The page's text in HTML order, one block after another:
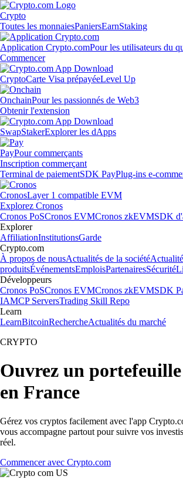
Crypto
Toutes les monnaiesPaniersEarnStaking
Application Crypto.comPour les utilisateurs du
Commencer
CryptoCarte Visa prépayéeLevel Up
OnchainPour les passionnés de Web3
Obtenir l'extension
SwapStakerExplorer les dApps
PayPour commerçants
Inscription commerçant
Terminal de paiementSDK PayPlug-ins e-
CronosLayer 1 compatible EVM
Explorez Cronos
Cronos PoSCronos EVMCronos zkEVMSDK
Explorer
AffiliationInstitutionsGarde
Crypto.com
À propos de nousActualités de la société
produitsÉvénementsEmploisPartenairesSécurité
Développeurs
Cronos PoSCronos EVMCronos zkEVMSDK
IAMCP ServersTrading Skill Repo
Learn
LearnBitcoinRechercheActualités du marché
CRYPTO
Ouvrez un
en France
Gérez vos cryptos facilement avec l'app
vous accompagne partout pour suivre vos
réel.
Commencer avec Crypto.com